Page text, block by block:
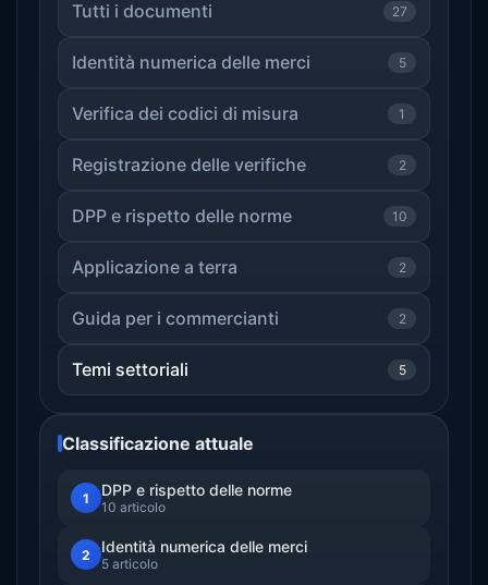
Tutti i documenti 27
Identità numerica delle merci 5
Verifica dei codici di misura 1
Registrazione delle verifiche 2
DPP e rispetto delle norme 10
Applicazione a terra 2
Guida per i commercianti 2
Temi settoriali 5
Classificazione attuale
1 DPP e rispetto delle norme
10 articolo
2 Identità numerica delle merci
5 articolo